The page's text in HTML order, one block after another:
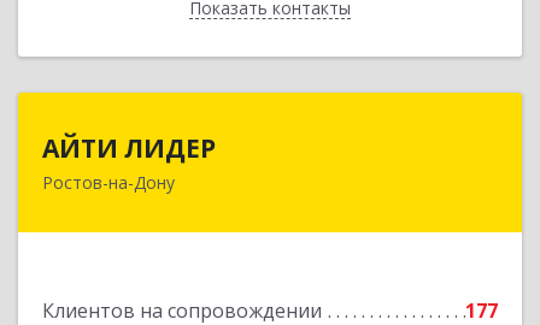
Показать контакты
Назад
АЙТИ ЛИДЕР
Ростов-на-Дону
Клиентов на сопровождении
177
344065, Ростовская обл, Ростов-на-Дону г,